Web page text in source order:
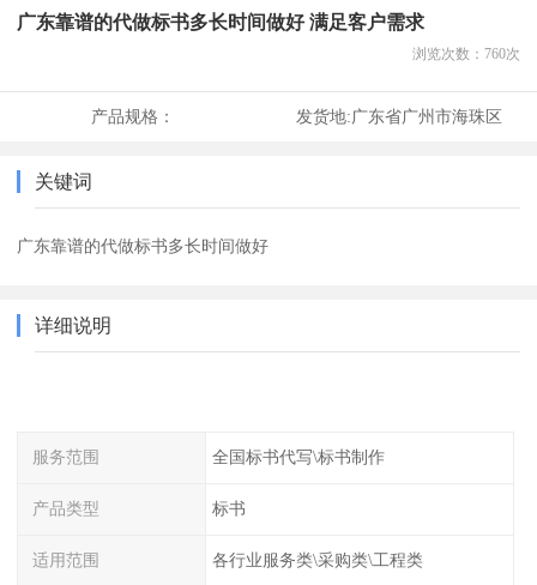
广东靠谱的代做标书多长时间做好 满足客户需求
浏览次数： 760次
产品规格： 发货地:广东省广州市海珠区
关键词
广东靠谱的代做标书多长时间做好
详细说明
服务范围 全国标书代写\标书制作
产品类型 标书
适用范围 各行业服务类\采购类\工程类